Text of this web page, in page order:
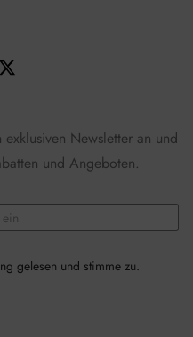
Newsletter an und
und Angeboten.
gelesen und stimme zu.